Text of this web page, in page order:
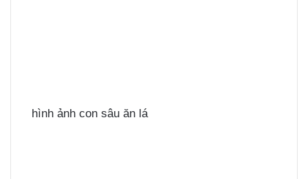
hình ảnh con sâu ăn lá